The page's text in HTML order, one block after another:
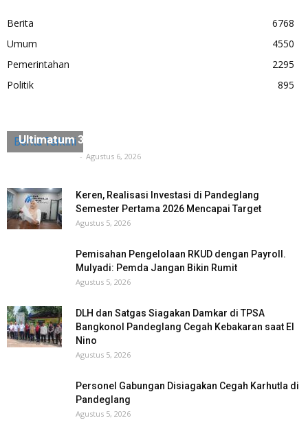
Berita
6768
Umum
4550
Pemerintahan
2295
Politik
895
Berita Terkini
Ultimatum 3×24 Jam Harus Dikosongkan
- Agustus 6, 2026
Keren, Realisasi Investasi di Pandeglang
Semester Pertama 2026 Mencapai Target
Agustus 5, 2026
Pemisahan Pengelolaan RKUD dengan Payroll.
Mulyadi: Pemda Jangan Bikin Rumit
Agustus 5, 2026
DLH dan Satgas Siagakan Damkar di TPSA
Bangkonol Pandeglang Cegah Kebakaran saat El
Nino
Agustus 5, 2026
Personel Gabungan Disiagakan Cegah Karhutla di
Pandeglang
Agustus 5, 2026